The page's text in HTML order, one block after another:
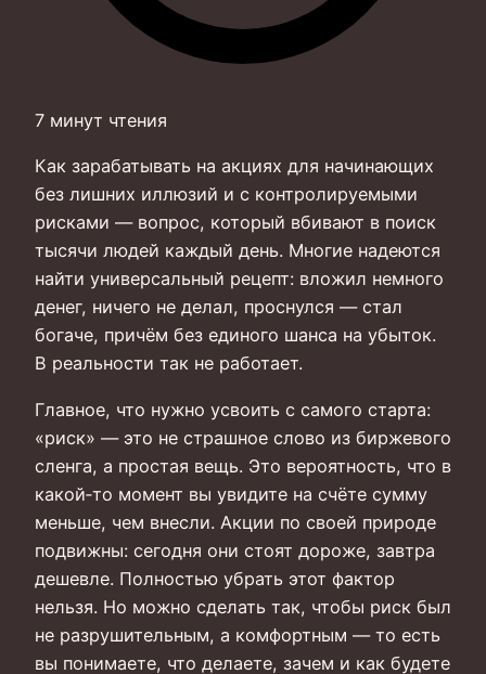
7 минут чтения
Как зарабатывать на акциях для начинающих
без лишних иллюзий и с контролируемыми
рисками — вопрос, который вбивают в поиск
тысячи людей каждый день. Многие надеются
найти универсальный рецепт: вложил немного
денег, ничего не делал, проснулся — стал
богаче, причём без единого шанса на убыток.
В реальности так не работает.
Главное, что нужно усвоить с самого старта:
«риск» — это не страшное слово из биржевого
сленга, а простая вещь. Это вероятность, что в
какой‑то момент вы увидите на счёте сумму
меньше, чем внесли. Акции по своей природе
подвижны: сегодня они стоят дороже, завтра
дешевле. Полностью убрать этот фактор
нельзя. Но можно сделать так, чтобы риск был
не разрушительным, а комфортным — то есть
вы понимаете, что делаете, зачем и как будете